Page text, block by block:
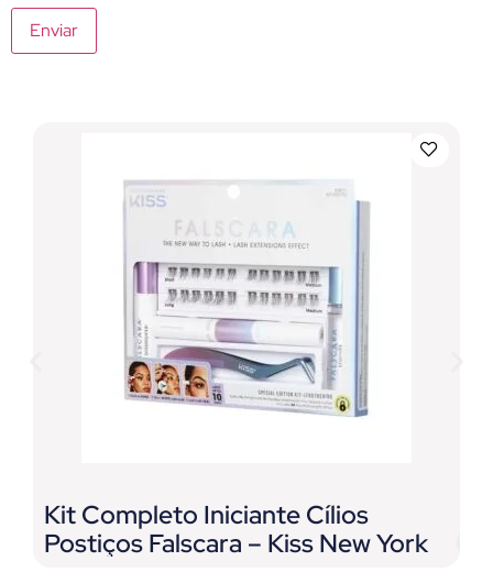
Kit Completo Iniciante Cílios
Postiços Falscara – Kiss New York